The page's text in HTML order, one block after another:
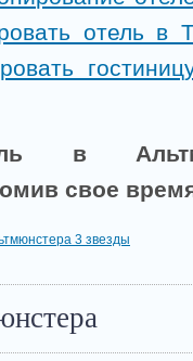
отель в
в
свое
3 звезды